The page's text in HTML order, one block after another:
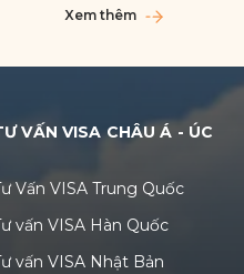
Xem thêm
VẤN VISA CHÂU Á - ÚC
Vấn VISA Trung Quốc
vấn VISA Hàn Quốc
vấn VISA Nhật Bản